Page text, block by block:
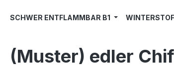
SCHWER ENTFLAMMBAR B1
(Muster) edler